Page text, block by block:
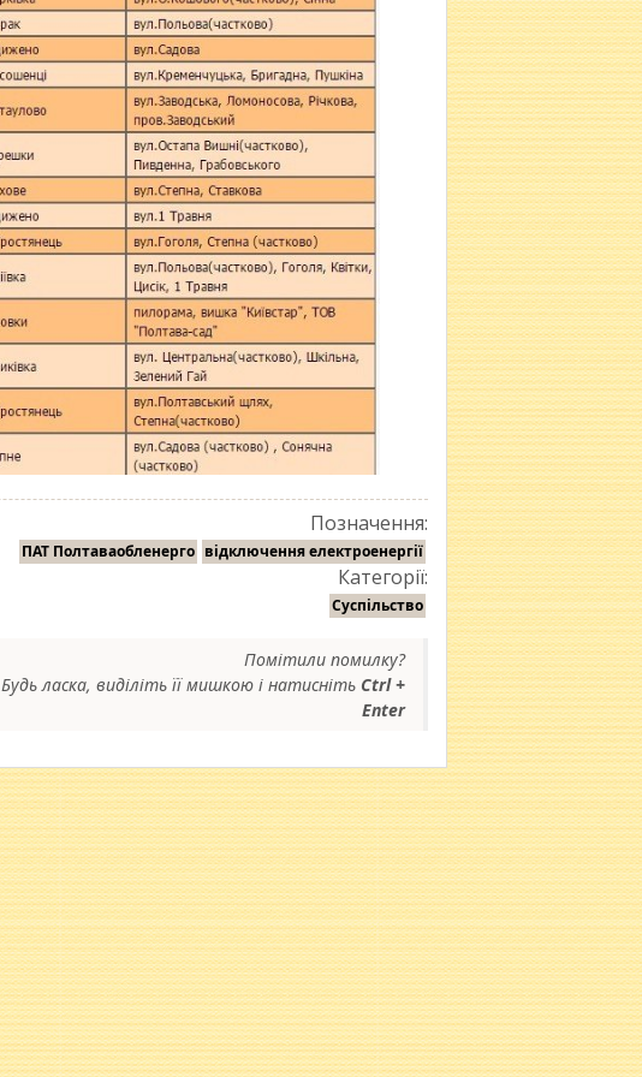
Позначення:
ПАТ Полтаваобленерго відключення електроенергії
Категорії:
Суспільство
Помітили помилку?
Будь ласка, виділіть її мишкою і натисніть Ctrl +
Enter